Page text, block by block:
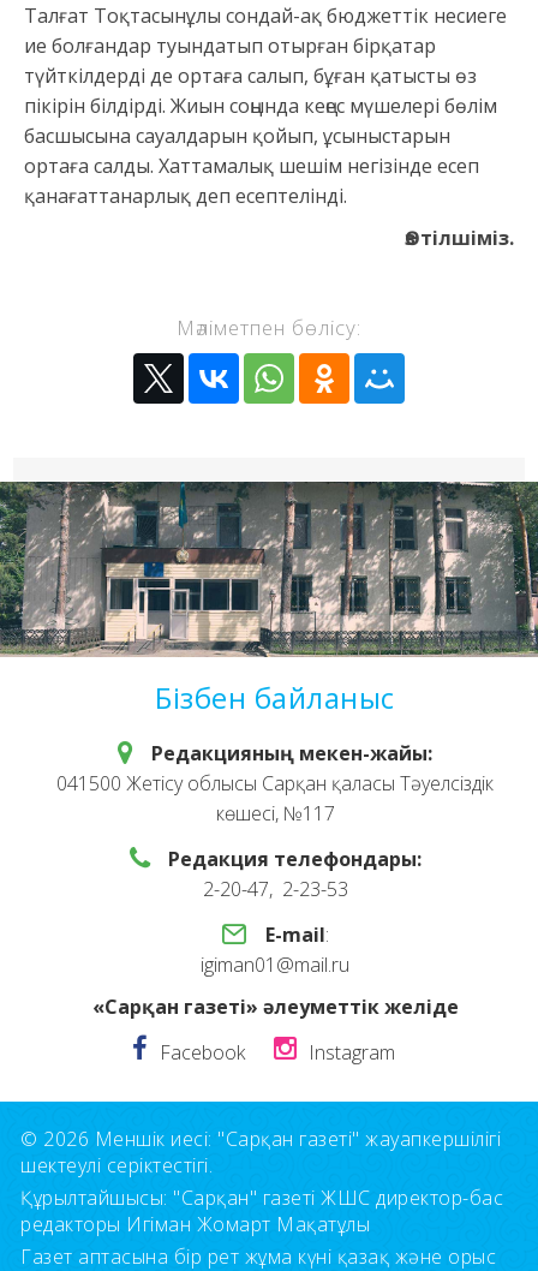
Талғат Тоқтасынұлы сондай-ақ бюджеттік несиеге
ие болғандар туындатып отырған бірқатар
түйткілдерді де ортаға салып, бұған қатысты өз
пікірін білдірді. Жиын соңында кеңес мүшелері бөлім
басшысына сауалдарын қойып, ұсыныстарын
ортаға салды. Хаттамалық шешім негізінде есеп
қанағаттанарлық деп есептелінді.
Өз тілшіміз.
Мәліметпен бөлісу:
Бізбен байланыс
Редакцияның мекен-жайы:
041500 Жетісу облысы Сарқан қаласы Тәуелсіздік
көшесі, №117
Редакция телефондары:
2-20-47, 2-23-53
E-mail:
igiman01@mail.ru
«Сарқан газеті» әлеуметтік желіде
Facebook
Instagram
© 2026 Меншік иесі: "Сарқан газеті" жауапкершілігі
шектеулі серіктестігі.
Құрылтайшысы: "Сарқан" газеті ЖШС директор-бас
редакторы Игіман Жомарт Мақатұлы
Газет аптасына бір рет жұма күні қазақ және орыс